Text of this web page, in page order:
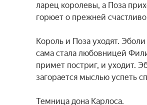
ларец королевы, а Поза
горюет о прежней
Король и Поза уходят.
сама стала любовницей
примет постриг, и уходит.
загорается мыслью успеть
Темница дона Карлоса.